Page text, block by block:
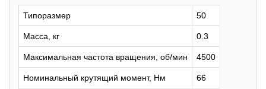
Типоразмер 50
Масса, кг 0.3
Максимальная частота вращения, об/мин 4500
Номинальный крутящий момент, Нм 66